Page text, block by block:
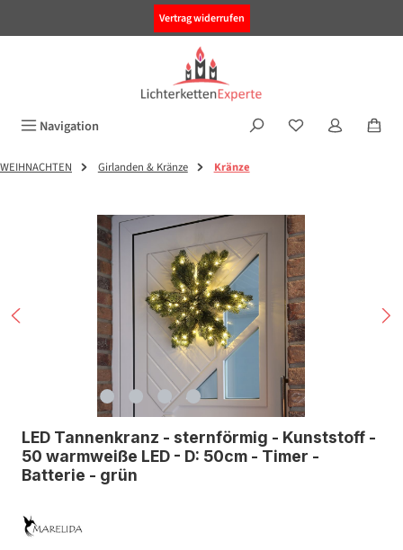
Vertrag widerrufen
Navigation
WEIHNACHTEN Girlanden & Kränze Kränze
Bildergalerie überspringen
LED Tannenkranz - sternförmig - Kunststoff -
50 warmweiße LED - D: 50cm - Timer -
Batterie - grün